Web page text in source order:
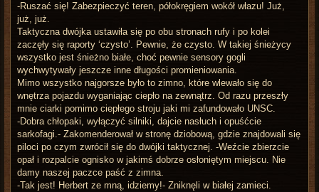
-Ruszać się! Zabezpieczyć teren, półokręgiem wokół włazu! Już,
już, już.
Taktyczna dwójka ustawiła się po obu stronach rufy i po kolei
zaczęły się raporty ‘czysto’. Pewnie, że czysto. W takiej śnieżycy
wszystko jest śnieżno białe, choć pewnie sensory gogli
wychwytywały jeszcze inne długości promieniowania.
Mimo wszystko najgorsze było to zimno, które wlewało się do
wnętrza pojazdu wyganiając ciepło na zewnątrz. Od razu przeszły
mnie ciarki pomimo ciepłego stroju jaki mi zafundowało UNSC.
-Dobra chłopaki, wyłączyć silniki, dajcie nasłuch i opuśćcie
sarkofagi.- Zakomenderował w stronę dziobową, gdzie znajdowali się
piloci po czym zwrócił się do dwójki taktycznej. -Weźcie zbierzcie
opał i rozpalcie ognisko w jakimś dobrze osłoniętym miejscu. Nie
damy naszej paczce paść z zimna.
-Tak jest! Herbert ze mną, idziemy!- Zniknęli w białej zamieci.